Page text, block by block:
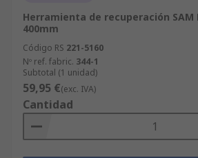
Herramienta de recuperación SAM
400mm
Código RS 221-5160
Nº ref. fabric. 344-1
Subtotal (1 unidad)
59,95 €(exc. IVA)
Cantidad